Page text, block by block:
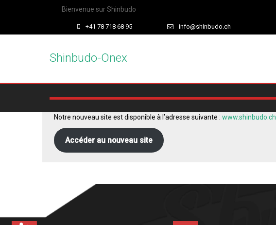
Bienvenue sur Shinbudo
+41 78 718 68 95 info@shinbudo.ch
Shinbudo-Onex
Notre nouveau site est disponible à l’adresse suivante : www.shinbudo.ch
Accéder au nouveau site